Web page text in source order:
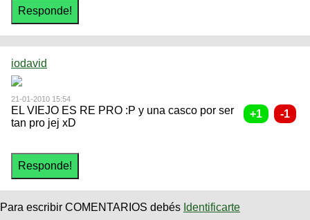
iodavid
21-01-2010 15:54
EL VIEJO ES RE PRO :P y una casco por ser
tan pro jej xD
Para escribir COMENTARIOS debés Identificarte